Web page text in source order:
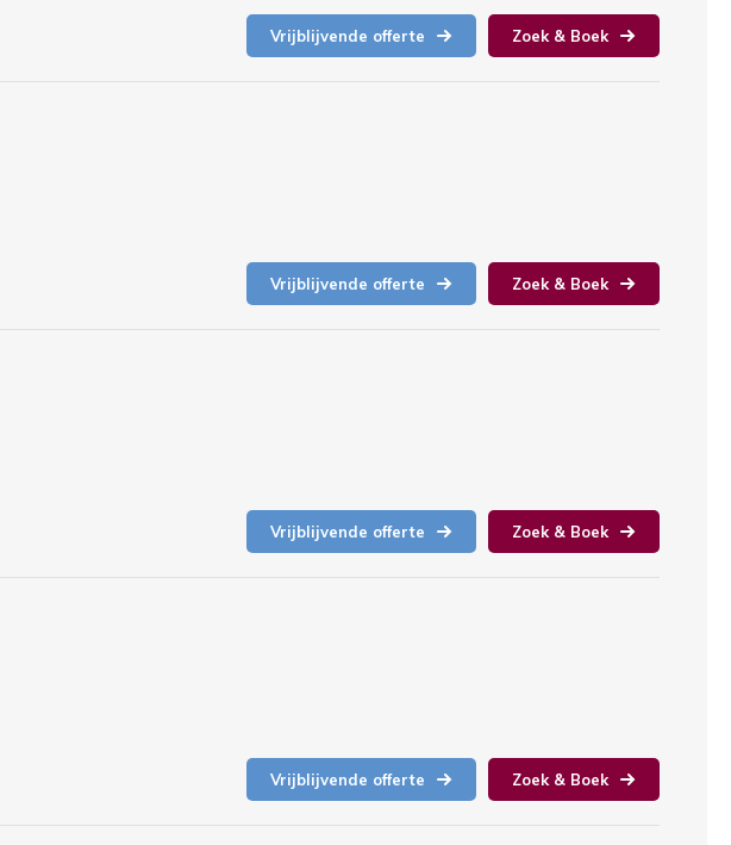
Vrijblijvende offerte Zoek & Boek
Vrijblijvende offerte Zoek & Boek
Vrijblijvende offerte Zoek & Boek
Vrijblijvende offerte Zoek & Boek